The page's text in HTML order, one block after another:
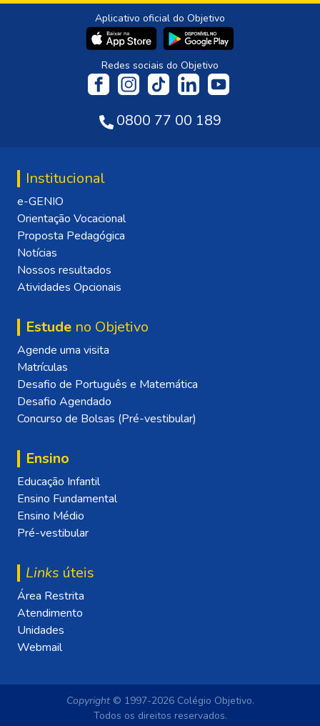
Aplicativo oficial do Objetivo
Redes sociais do Objetivo
0800 77 00 189
Institucional
e-GENIO
Orientação Vocacional
Proposta Pedagógica
Notícias
Nossos resultados
Atividades Opcionais
Estude no Objetivo
Agende uma visita
Matrículas
Desafio de Português e Matemática
Desafio Agendado
Concurso de Bolsas (Pré-vestibular)
Ensino
Educação Infantil
Ensino Fundamental
Ensino Médio
Pré-vestibular
Links úteis
Área Restrita
Atendimento
Unidades
Webmail
Copyright© 1997-2026 Colégio Objetivo.
Todos os direitos reservados.